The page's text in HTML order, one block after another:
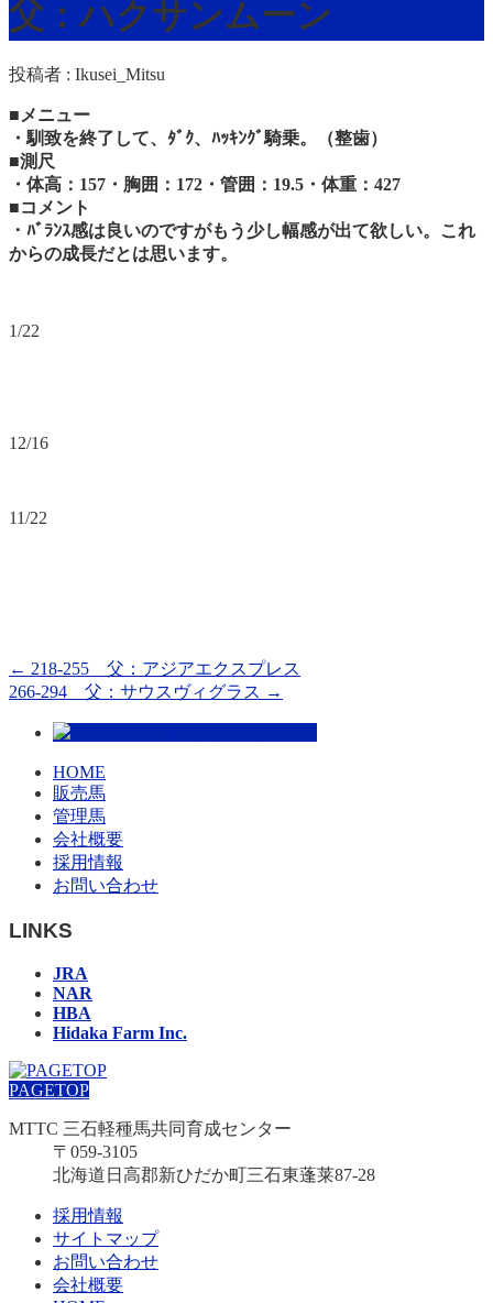
父：ハクサンムーン
投稿者 : Ikusei_Mitsu
■メニュー
・馴致を終了して、ﾀﾞｸ、ﾊｯｷﾝｸﾞ騎乗。（整歯）
■測尺
・体高：157 ・胸囲：172 ・管囲：19.5・体重：427
■コメント
・ﾊﾞﾗﾝｽ感は良いのですがもう少し幅感が出て欲しい。これ
からの成長だとは思います。
1/22
12/16
11/22
← 218-255 父：アジアエクスプレス
266-294 父：サウスヴィグラス →
HOME
販売馬
管理馬
会社概要
採用情報
お問い合わせ
LINKS
JRA
NAR
HBA
Hidaka Farm Inc.
PAGETOP
MTTC 三石軽種馬共同育成センター
〒059-3105
北海道日高郡新ひだか町三石東蓬莱87-28
採用情報
サイトマップ
お問い合わせ
会社概要